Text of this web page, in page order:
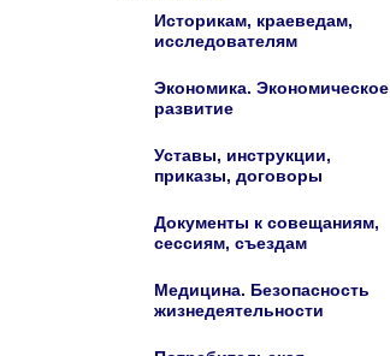
Историкам, краеведам,
исследователям
Экономика. Экономическое
развитие
Уставы, инструкции,
приказы, договоры
Документы к совещаниям,
сессиям, съездам
Медицина. Безопасность
жизнедеятельности